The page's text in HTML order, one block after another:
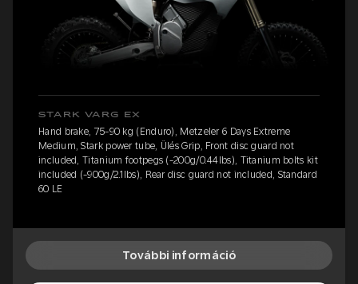
STARK VARG EX
Hand brake, 75-90 kg (Enduro), Metzeler 6 Days Extreme
Medium, Stark power tube, Ülés Grip, Front disc guard not
included, Titanium footpegs (-200g/0.44lbs), Titanium bolts kit
included (-900g/2.1lbs), Rear disc guard not included, Standard
60 LE
További információ